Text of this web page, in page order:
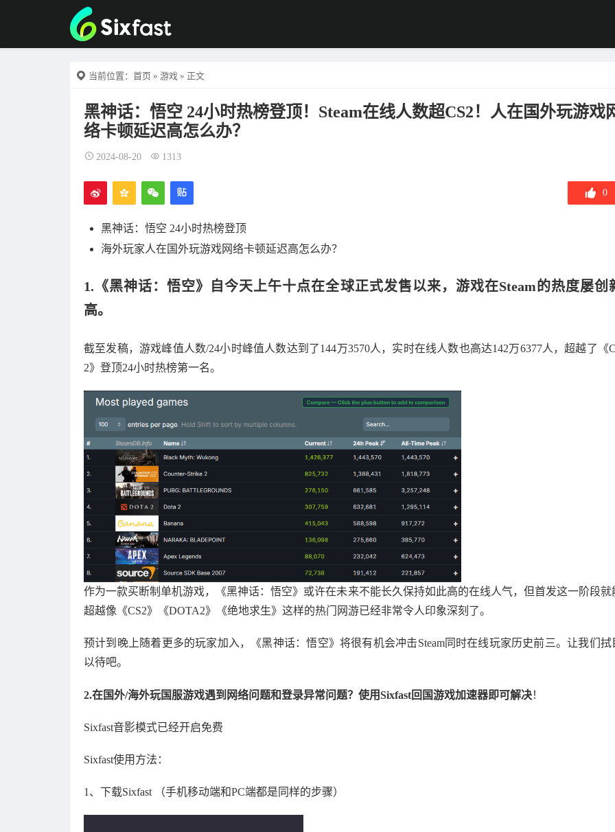
当前位置： 首页 » 游戏 » 正文
黑神话：悟空 24小时热榜登顶！Steam在线人数超CS2！人在国外玩游戏
络卡顿延迟高怎么办？
2024-08-20 1313
0
黑神话：悟空 24小时热榜登顶
海外玩家人在国外玩游戏网络卡顿延迟高怎么办？
1.《黑神话：悟空》自今天上午十点在全球正式发售以来，游戏在Steam的热度屡创
高。
截至发稿，游戏峰值人数/24小时峰值人数达到了144万3570人，实时在线人数也高达142万6377人，超越了《
2》登顶24小时热榜第一名。
作为一款买断制单机游戏，《黑神话：悟空》或许在未来不能长久保持如此高的在线人气，但首发这一阶段就
超越像《CS2》《DOTA2》《绝地求生》这样的热门网游已经非常令人印象深刻了。
预计到晚上随着更多的玩家加入，《黑神话：悟空》将很有机会冲击Steam同时在线玩家历史前三。让我们拭
以待吧。
2.在国外/海外玩国服游戏遇到网络问题和登录异常问题？使用Sixfast回国游戏加速器即可解决！
Sixfast音影模式已经开启免费
Sixfast使用方法：
1、下载Sixfast （手机移动端和PC端都是同样的步骤）